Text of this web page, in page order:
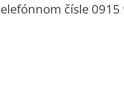
čísle 0915